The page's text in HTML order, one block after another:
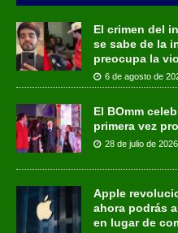
El crimen del
se sabe de la
preocupa la
6 de agosto de
El BOmm
primera vez
28 de julio de 2026
Apple
ahora podrás
en lugar de